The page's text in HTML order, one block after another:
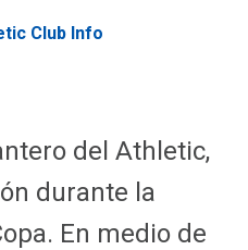
Club Info
del Athletic,
durante la
En medio de